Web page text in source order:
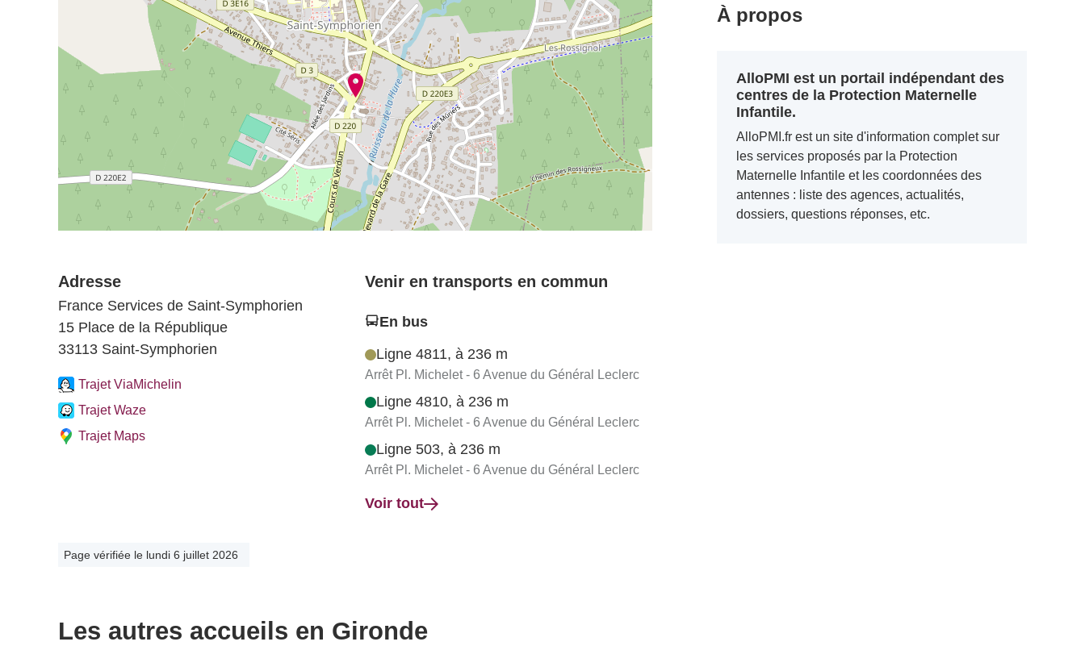
Adresse
France Services de Saint-Symphorien
15 Place de la République
33113 Saint-Symphorien
Trajet ViaMichelin
Trajet Waze
Trajet Maps
Venir en transports en commun
En bus
Ligne 4811, à 236 m
Arrêt Pl. Michelet - 6 Avenue du Général Leclerc
Ligne 4810, à 236 m
Arrêt Pl. Michelet - 6 Avenue du Général Leclerc
Ligne 503, à 236 m
Arrêt Pl. Michelet - 6 Avenue du Général Leclerc
Voir tout
Page vérifiée le lundi 6 juillet 2026
Les autres accueils en Gironde
À propos
AlloPMI est un portail indépendant des
centres de la Protection Maternelle
Infantile.
AlloPMI.fr est un site d'information complet sur
les services proposés par la Protection
Maternelle Infantile et les coordonnées des
antennes : liste des agences, actualités,
dossiers, questions réponses, etc.